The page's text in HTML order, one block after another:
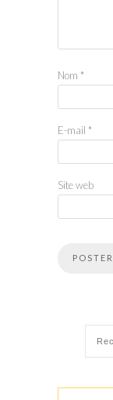
Nom *
E-mail *
Site web